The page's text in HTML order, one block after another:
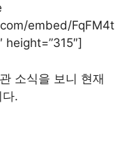
embed/FqFM4t
소식을 보니 현재
.